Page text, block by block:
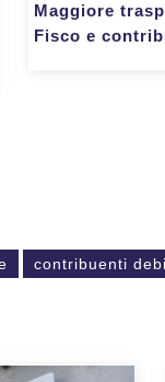
Maggiore
Fisco e
contribuenti